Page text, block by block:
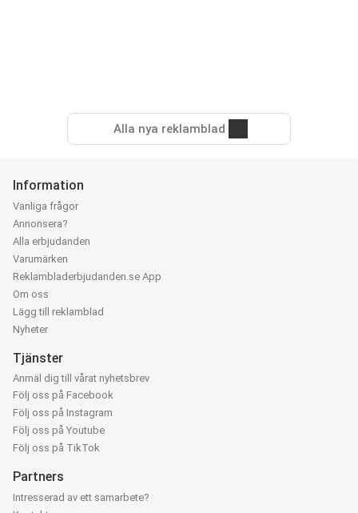
Alla nya reklamblad
Information
Vanliga frågor
Annonsera?
Alla erbjudanden
Varumärken
Reklambladerbjudanden.se App
Om oss
Lägg till reklamblad
Nyheter
Tjänster
Anmäl dig till vårat nyhetsbrev
Följ oss på Facebook
Följ oss på Instagram
Följ oss på Youtube
Följ oss på TikTok
Partners
Intresserad av ett samarbete?